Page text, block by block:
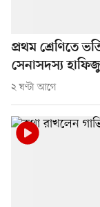
প্রথম শ্রেণিতে
সেনাসদস্য
২ ঘণ্টা আগে